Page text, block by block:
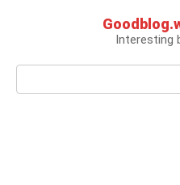
Interesting
Поиск: